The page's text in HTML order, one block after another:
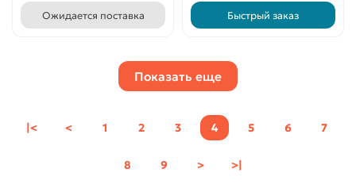
Ожидается поставка Быстрый заказ
Показать еще
|< < 1 2 3 4 5 6 7
8 9 > >|